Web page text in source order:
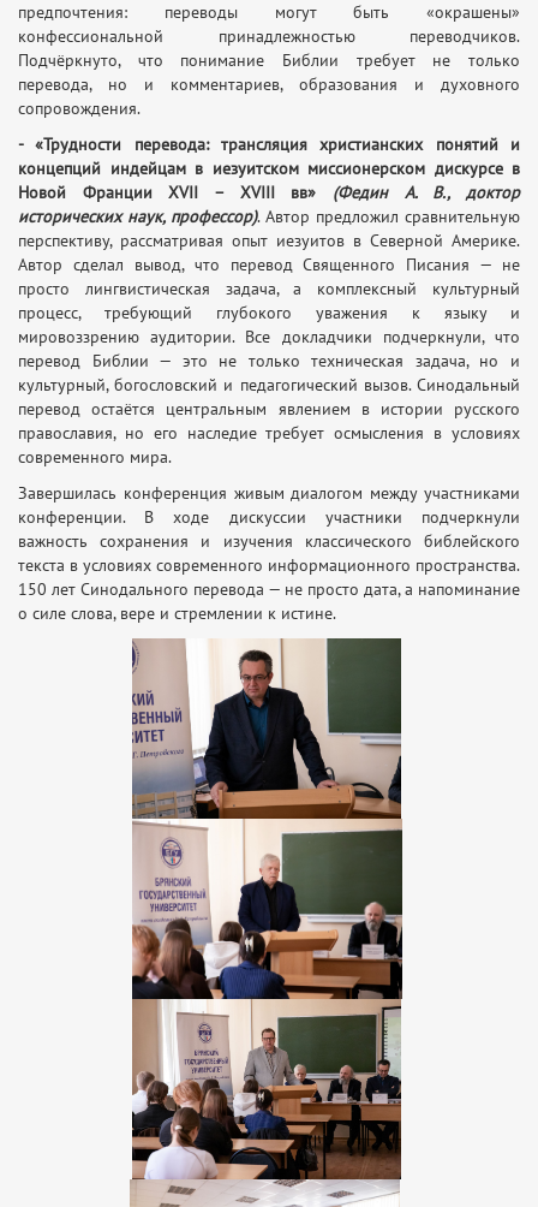
предпочтения: переводы могут быть «окрашены»
конфессиональной принадлежностью переводчиков.
Подчёркнуто, что понимание Библии требует не только
перевода, но и комментариев, образования и духовного
сопровождения.
- «Трудности перевода: трансляция христианских понятий и
концепций индейцам в иезуитском миссионерском дискурсе в
Новой Франции ХVII – XVIII вв» (Федин А. В., доктор
исторических наук, профессор). Автор предложил сравнительную
перспективу, рассматривая опыт иезуитов в Северной Америке.
Автор сделал вывод, что перевод Священного Писания — не
просто лингвистическая задача, а комплексный культурный
процесс, требующий глубокого уважения к языку и
мировоззрению аудитории. Все докладчики подчеркнули, что
перевод Библии — это не только техническая задача, но и
культурный, богословский и педагогический вызов. Синодальный
перевод остаётся центральным явлением в истории русского
православия, но его наследие требует осмысления в условиях
современного мира.
Завершилась конференция живым диалогом между участниками
конференции. В ходе дискуссии участники подчеркнули
важность сохранения и изучения классического библейского
текста в условиях современного информационного пространства.
150 лет Синодального перевода — не просто дата, а напоминание
о силе слова, вере и стремлении к истине.